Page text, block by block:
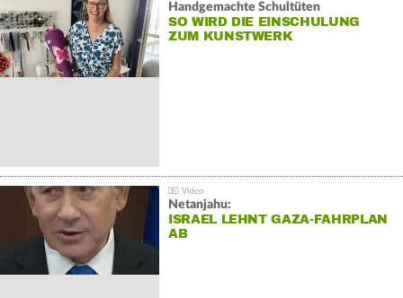
Handgemachte Schultüten
SO WIRD DIE EINSCHULUNG
ZUM KUNSTWERK
Netanjahu:
ISRAEL LEHNT GAZA-FAHRPLAN
AB